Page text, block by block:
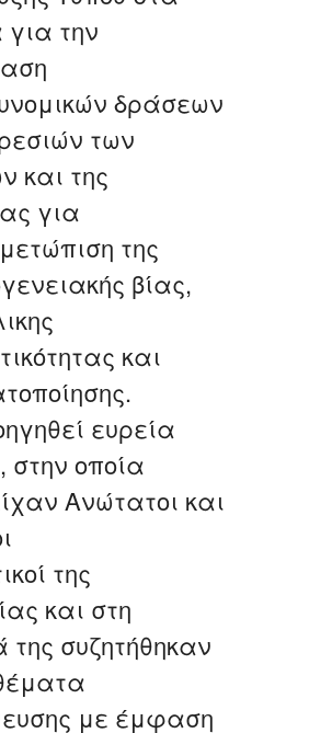
την
δράσεων
των
και της
για
της
βίας,
και
ευρεία
στην οποία
Ανώτατοι και
της
και στη
της συζητήθηκαν
με έμφαση